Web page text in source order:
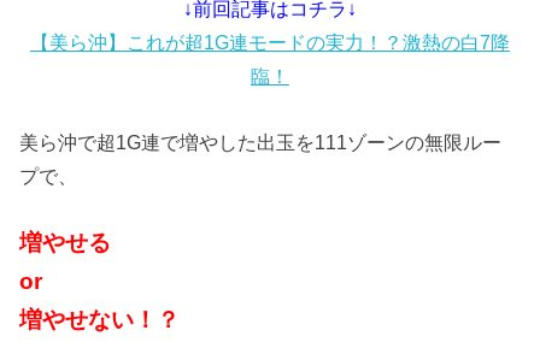
↓前回記事はコチラ↓
【美ら沖】これが超1G連モードの実力！？激熱の白7降
臨！
美ら沖で超1G連で増やした出玉を111ゾーンの無限ルー
プで、
増やせる
or
増やせない！？